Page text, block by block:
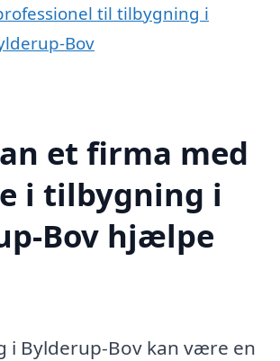
til tilbygning i
Bov
et firma med
i tilbygning i
Bov hjælpe
i Bylderup-Bov kan være en